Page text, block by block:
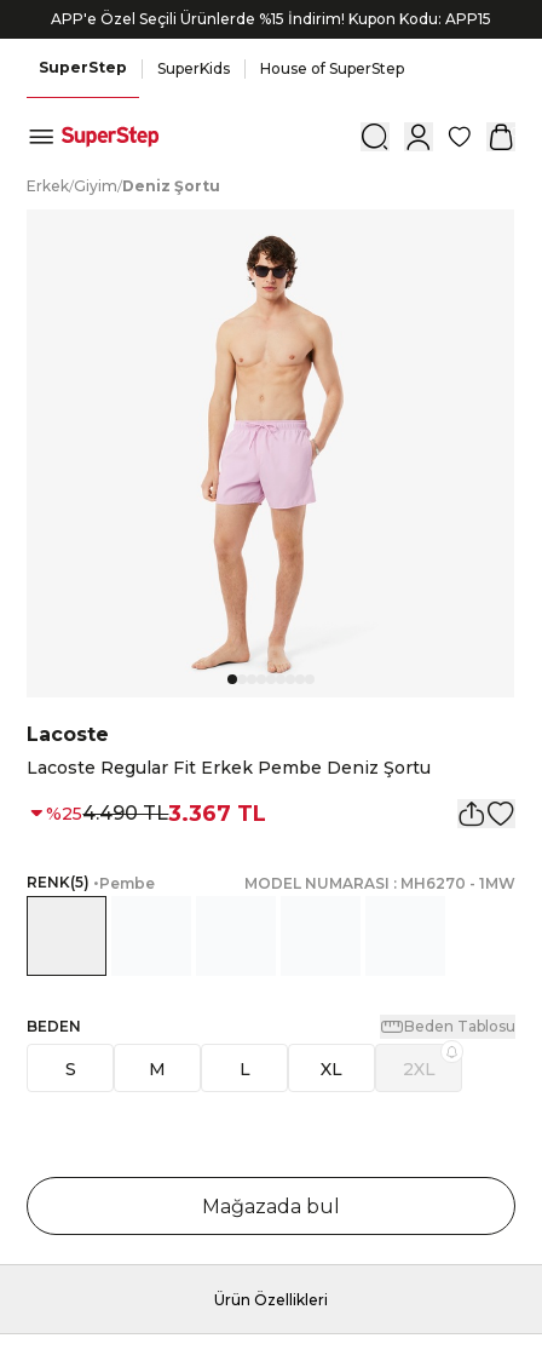
APP'e Özel Seçili Ürünlerde %15 İndirim! Kupon Kodu: APP15
SuperStep SuperKids House of SuperStep
0
Erkek/Giyim/Deniz Şortu
Lacoste
Lacoste Regular Fit Erkek Pembe Deniz Şortu
%254.490 TL3.367 TL
RENK(5) •Pembe MODEL NUMARASI : MH6270 - 1MW
BEDEN Beden Tablosu
S M L XL 2XL
Mağazada bul
Ürün Özellikleri